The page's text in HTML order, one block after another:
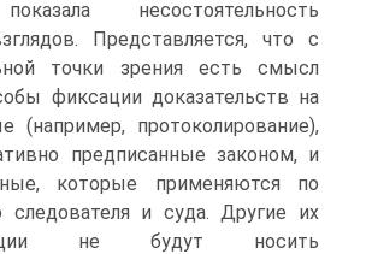
несостоятельность
Представляется, что с
точки зрения есть смысл
фиксации доказательств на
(например, протоколирование),
предписанные законом, и
которые применяются по
следователя и суда. Другие их
не будут носить